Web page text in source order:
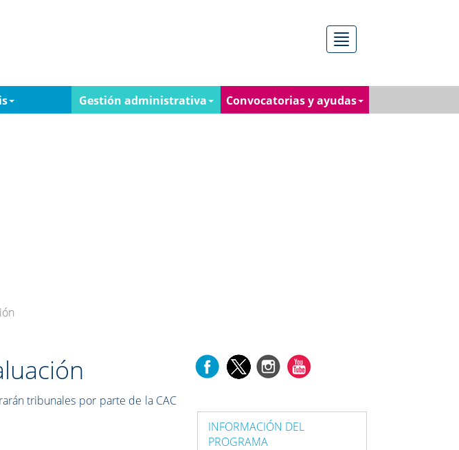
Menú
Gestión administrativa Convocatorias y ayudas
tribunales por parte de la CAC
INFORMACIÓN DEL
PROGRAMA